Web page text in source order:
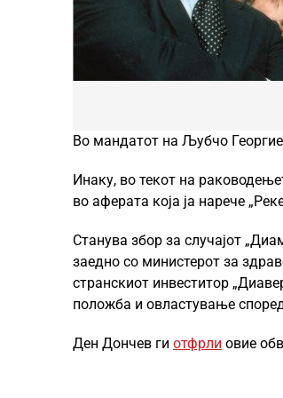
Во мандатот на Љубчо
Инаку, во текот на
во аферата која ја нарече
Станува збор за случајот
заедно со министерот за
странскиот инвеститор
положба и овластување
Ден Дончев ги отфрли овие